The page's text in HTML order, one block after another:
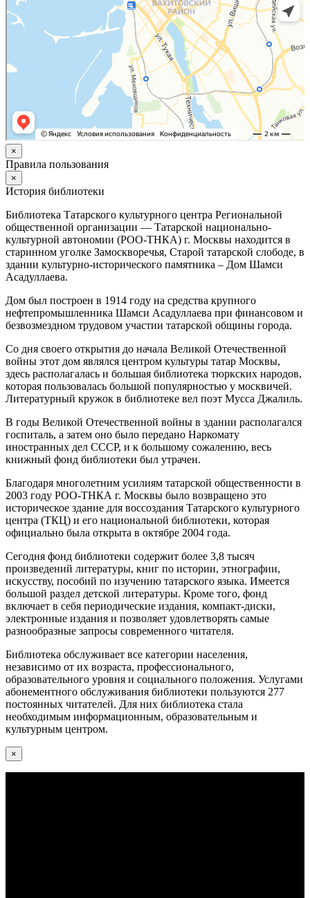
×
Правила пользования
×
История библиотеки
Библиотека Татарского культурного центра Региональной
общественной организации — Татарской национально-
культурной автономии (РОО-ТНКА) г. Москвы находится в
старинном уголке Замоскворечья, Старой татарской слободе, в
здании культурно-исторического памятника – Дом Шамси
Асадуллаева.
Дом был построен в 1914 году на средства крупного
нефтепромышленника Шамси Асадуллаева при финансовом и
безвозмездном трудовом участии татарской общины города.
Со дня своего открытия до начала Великой Отечественной
войны этот дом являлся центром культуры татар Москвы,
здесь располагалась и большая библиотека тюркских народов,
которая пользовалась большой популярностью у москвичей.
Литературный кружок в библиотеке вел поэт Мусса Джалиль.
В годы Великой Отечественной войны в здании располагался
госпиталь, а затем оно было передано Наркомату
иностранных дел СССР, и к большому сожалению, весь
книжный фонд библиотеки был утрачен.
Благодаря многолетним усилиям татарской общественности в
2003 году РОО-ТНКА г. Москвы было возвращено это
историческое здание для воссоздания Татарского культурного
центра (ТКЦ) и его национальной библиотеки, которая
официально была открыта в октябре 2004 года.
Сегодня фонд библиотеки содержит более 3,8 тысяч
произведений литературы, книг по истории, этнографии,
искусству, пособий по изучению татарского языка. Имеется
большой раздел детской литературы. Кроме того, фонд
включает в себя периодические издания, компакт-диски,
электронные издания и позволяет удовлетворять самые
разнообразные запросы современного читателя.
Библиотека обслуживает все категории населения,
независимо от их возраста, профессионального,
образовательного уровня и социального положения. Услугами
абонементного обслуживания библиотеки пользуются 277
постоянных читателей. Для них библиотека стала
необходимым информационным, образовательным и
культурным центром.
×